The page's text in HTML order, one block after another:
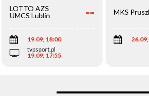
LOTTO AZS
UMCS Lublin
--
19.09, 18:00
tvpsport.pl
19.09, 17:55
MKS